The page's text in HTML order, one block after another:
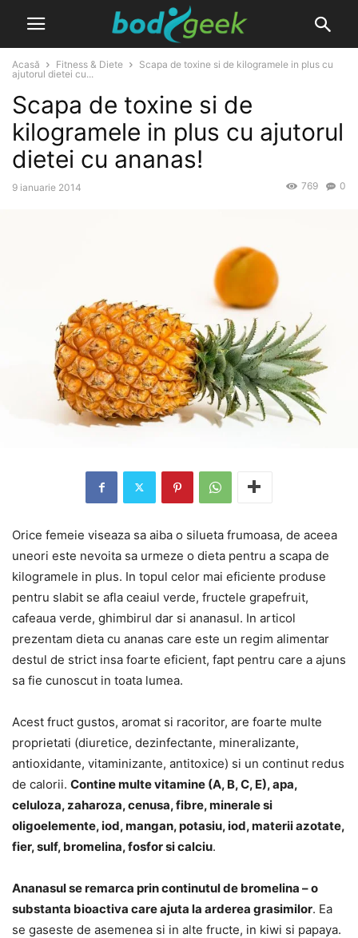
Acasă Fitness & Diete
Scapa de toxine si de kilogramele in plus cu
ajutorul dietei cu...
Scapa de toxine si de
kilogramele in plus cu ajutorul
dietei cu ananas!
9 ianuarie 2014 0
769
Orice femeie viseaza sa aiba o silueta frumoasa, de aceea
uneori este nevoita sa urmeze o dieta pentru a scapa de
kilogramele in plus. In topul celor mai eficiente produse
pentru slabit se afla ceaiul verde, fructele grapefruit,
cafeaua verde, ghimbirul dar si ananasul. In articol
prezentam dieta cu ananas care este un regim alimentar
destul de strict insa foarte eficient, fapt pentru care a ajuns
sa fie cunoscut in toata lumea.
Acest fruct gustos, aromat si racoritor, are foarte multe
proprietati (diuretice, dezinfectante, mineralizante,
antioxidante, vitaminizante, antitoxice) si un continut redus
de calorii. Contine multe vitamine (A, B, C, E), apa,
celuloza, zaharoza, cenusa, fibre, minerale si
oligoelemente, iod, mangan, potasiu, iod, materii azotate,
fier, sulf, bromelina, fosfor si calciu.
Ananasul se remarca prin continutul de bromelina – o
substanta bioactiva care ajuta la arderea grasimilor. Ea
se gaseste de asemenea si in alte fructe, in kiwi si papaya.